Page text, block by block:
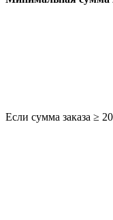
Если сумма заказа ≥